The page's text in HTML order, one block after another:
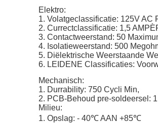
Elektro:
1. Volatgeclassificatie: 125V AC
2. Currectclassificatie: 1,5
3. Contactweerstand: 50
4. Isolatieweerstand: 500
5. Diëlektrische Weerstaande
6. LEIDENE Classificaties:
Mechanisch:
1. Durrability: 750 Cycli Min,
2. PCB-Behoud pre-soldeersel:
Milieu:
1. Opslag: - 40℃ AAN +85℃